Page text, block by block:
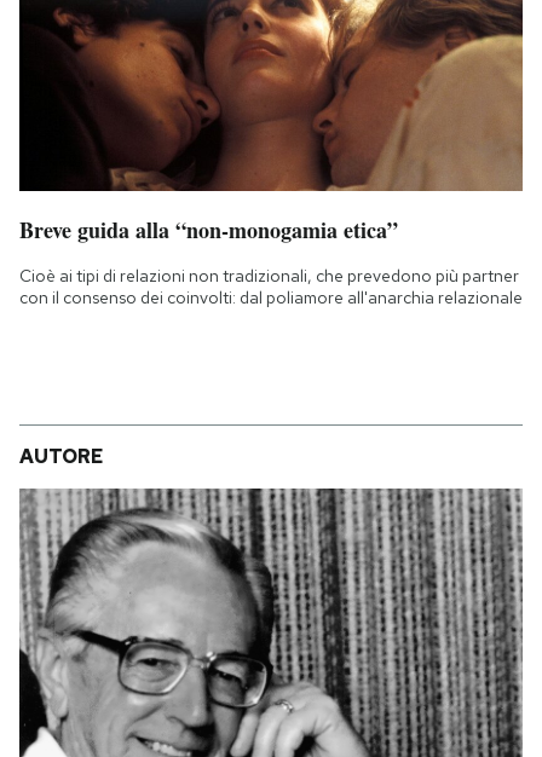
Breve guida alla “non-monogamia etica”
Cioè ai tipi di relazioni non tradizionali, che prevedono più partner
con il consenso dei coinvolti: dal poliamore all'anarchia relazionale
AUTORE